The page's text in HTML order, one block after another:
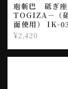
庖斬巴 砥ぎ座
TOGIZA－（
面使用） IK-
¥2,420